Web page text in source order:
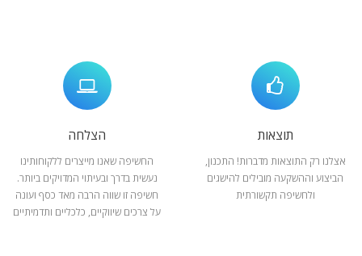
תוצאות
אצלנו רק התוצאות מדברות! התכנון,
הביצוע וההשקעה מובילים להישגים
ולחשיפה תקשורתית
הצלחה
החשיפה שאנו מייצרים ללקוחותינו
נעשית בדרך ובעיתוי המדויקים ביותר.
חשיפה זו שווה הרבה מאד כסף ועונה
על צרכים שיווקיים, כלכליים ותדמיתיים